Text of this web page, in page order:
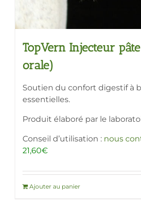
TopVern Injecteur
orale)
Soutien du confort digestif à
essentielles.
Produit élaboré par le
Conseil d’utilisation : nous
21,60€
Ajouter au panier